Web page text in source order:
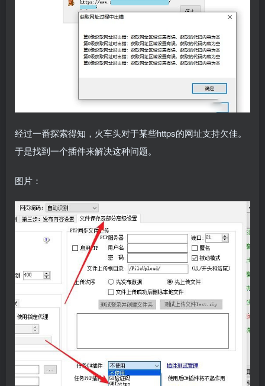
经过一番探索得知，火车头对于某些https的网址支持欠佳。
于是找到一个插件来解决这种问题。
图片：